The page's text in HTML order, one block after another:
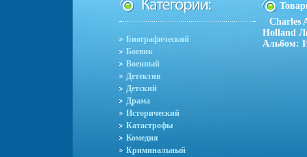
Биографический
Боевик
Военный
Детектив
Детский
Драма
Исторический
Катастрофы
Комедия
Криминальный
Charles
Holland
Альбом: